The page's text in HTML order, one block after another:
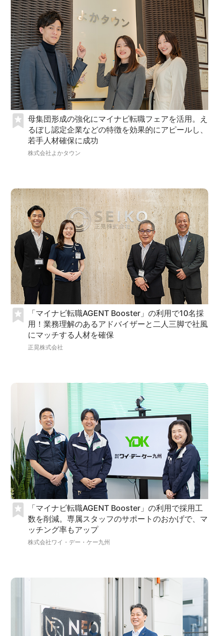
母集団形成の強化にマイナビ転職フェアを活用。え
るぼし認定企業などの特徴を効果的にアピールし、
若手人材確保に成功
株式会社よかタウン
「マイナビ転職AGENT Booster」の利用で10名採
用！業務理解のあるアドバイザーと二人三脚で社風
にマッチする人材を確保
正晃株式会社
「マイナビ転職AGENT Booster」の利用で採用工
数を削減。専属スタッフのサポートのおかげで、マ
ッチング率もアップ
株式会社ワイ・デー・ケー九州